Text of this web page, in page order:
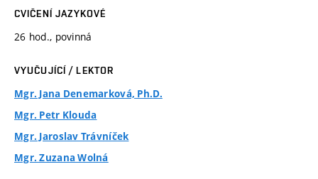
CVIČENÍ JAZYKOVÉ
26 hod., povinná
VYUČUJÍCÍ / LEKTOR
Mgr. Jana Denemarková, Ph.D.
Mgr. Petr Klouda
Mgr. Jaroslav Trávníček
Mgr. Zuzana Wolná